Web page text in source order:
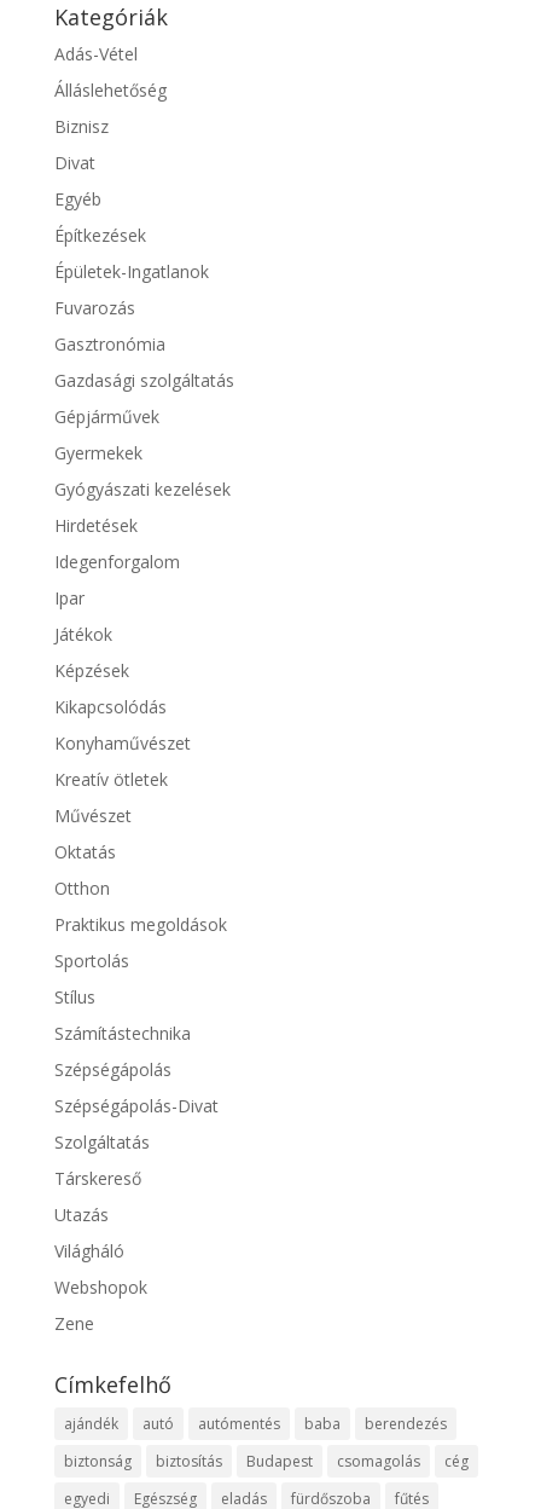
Kategóriák
Adás-Vétel
Álláslehetőség
Biznisz
Divat
Egyéb
Építkezések
Épületek-Ingatlanok
Fuvarozás
Gasztronómia
Gazdasági szolgáltatás
Gépjárművek
Gyermekek
Gyógyászati kezelések
Hirdetések
Idegenforgalom
Ipar
Játékok
Képzések
Kikapcsolódás
Konyhaművészet
Kreatív ötletek
Művészet
Oktatás
Otthon
Praktikus megoldások
Sportolás
Stílus
Számítástechnika
Szépségápolás
Szépségápolás-Divat
Szolgáltatás
Társkereső
Utazás
Világháló
Webshopok
Zene
Címkefelhő
ajándék autó autómentés baba
berendezés
biztonság
biztosítás Budapest csomagolás
cég
egyedi
Egészség eladás fürdőszoba fűtés